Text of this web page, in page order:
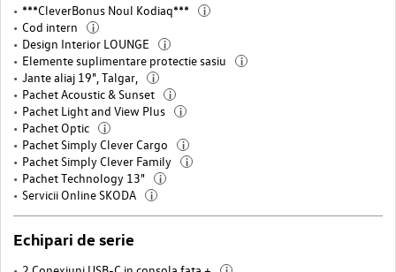
***CleverBonus Noul Kodiaq*** i
Cod intern i
Design Interior LOUNGE i
Elemente suplimentare protectie sasiu i
Jante aliaj 19", Talgar, i
Pachet Acoustic & Sunset i
Pachet Light and View Plus i
Pachet Optic i
Pachet Simply Clever Cargo i
Pachet Simply Clever Family i
Pachet Technology 13" i
Servicii Online SKODA i
Echipari de serie